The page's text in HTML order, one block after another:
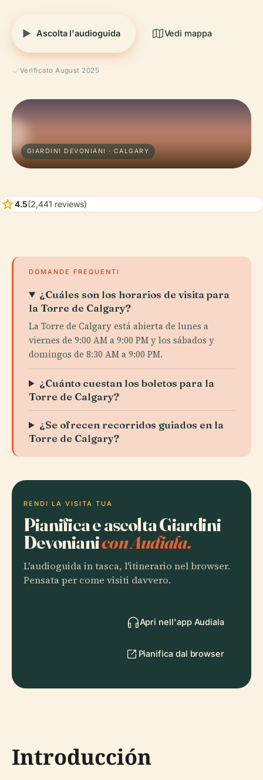
Ascolta l'audioguida Vedi mappa
Verificato August 2025
GIARDINI DEVONIANI · CALGARY
star4.5(2,441 reviews)
DOMANDE FREQUENTI
¿Cuáles son los horarios de visita para
la Torre de Calgary?
La Torre de Calgary está abierta de lunes a
viernes de 9:00 AM a 9:00 PM y los sábados y
domingos de 8:30 AM a 9:00 PM.
¿Cuánto cuestan los boletos para la
Torre de Calgary?
¿Se ofrecen recorridos guiados en la
Torre de Calgary?
RENDI LA VISITA TUA
Pianifica e ascolta Giardini
Devonianicon Audiala.
L'audioguida in tasca, l'itinerario nel browser.
Pensata per come visiti davvero.
Apri nell'app Audiala
Pianifica dal browser
Introducción